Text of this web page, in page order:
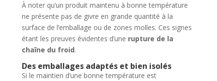
À noter qu’un produit maintenu à bonne température
ne présente pas de givre en grande quantité à la
surface de l’emballage ou de zones molles. Ces signes
étant les preuves évidentes d’une rupture de la
chaîne du froid.
Des emballages adaptés et bien isolés
Si le maintien d’une bonne température est